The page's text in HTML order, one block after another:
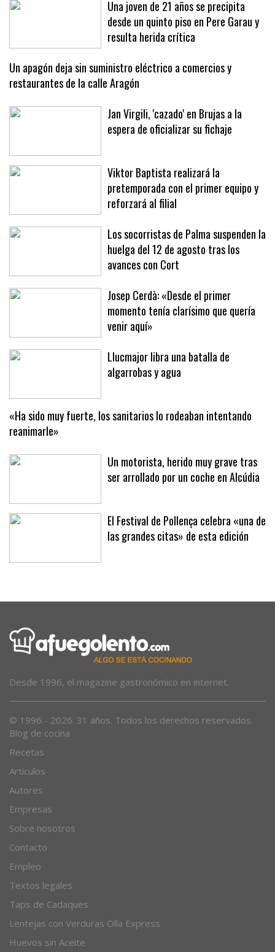
Una joven de 21 años se precipita
desde un quinto piso en Pere Garau y
resulta herida crítica
Un apagón deja sin suministro eléctrico a comercios y
restaurantes de la calle Aragón
Jan Virgili, 'cazado' en Brujas a la
Viktor Baptista realizará la
pretemporada con el primer equipo y
reforzará al filial
Los socorristas de Palma suspenden la
huelga del 12 de agosto tras los
avances con Cort
Josep Cerdà: «Desde el primer
momento tenía clarísimo que quería
venir aquí»
Llucmajor libra una batalla de
«Ha sido muy fuerte, los sanitarios lo rodeaban intentando
reanimarle»
Un motorista, herido muy grave tras
El Festival de Pollença celebra «una de
Blog de cocina
Recetas
Artículos
Autores
Empresas
Sobre nosotros
Contacto
Empleo
Textos legales
Taps de Cadaques
Lentejas con Verduras Olla Express